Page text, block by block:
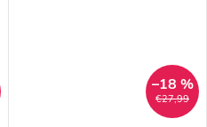
€27,99
–18 %